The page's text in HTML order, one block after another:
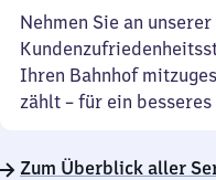
Nehmen Sie an unserer
Ihren Bahnhof
zählt – für ein
Zum Überblick aller